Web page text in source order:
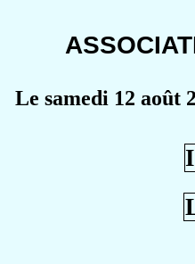
Le samedi 12 août